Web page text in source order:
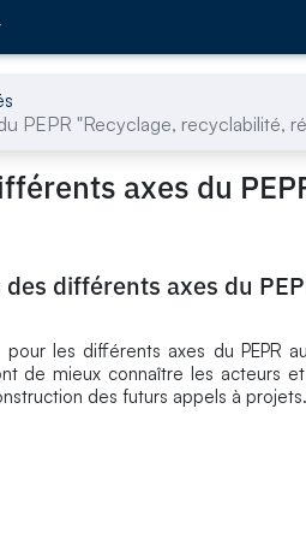
PEPR "Recyclage, recyclabilité,
axes du
différents axes du
pour les différents axes du PEPR
de mieux connaître les acteurs
des futurs appels à projets.